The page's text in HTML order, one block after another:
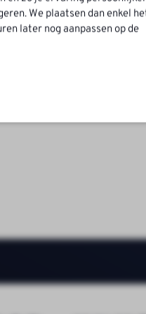
We plaatsen dan enkel
later nog aanpassen op de